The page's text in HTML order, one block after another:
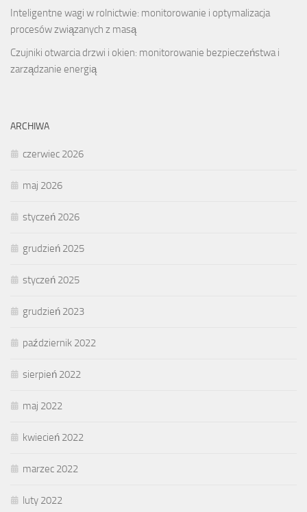
Inteligentne wagi w rolnictwie: monitorowanie i optymalizacja
procesów związanych z masą
Czujniki otwarcia drzwi i okien: monitorowanie bezpieczeństwa i
zarządzanie energią
ARCHIWA
czerwiec 2026
maj 2026
styczeń 2026
grudzień 2025
styczeń 2025
grudzień 2023
październik 2022
sierpień 2022
maj 2022
kwiecień 2022
marzec 2022
luty 2022